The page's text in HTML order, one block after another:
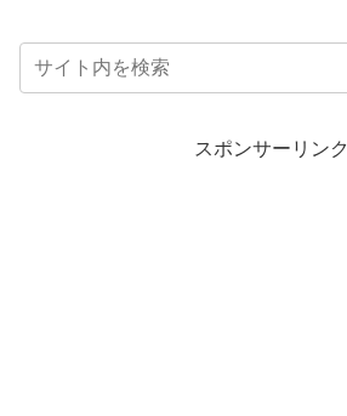
スポンサーリンク